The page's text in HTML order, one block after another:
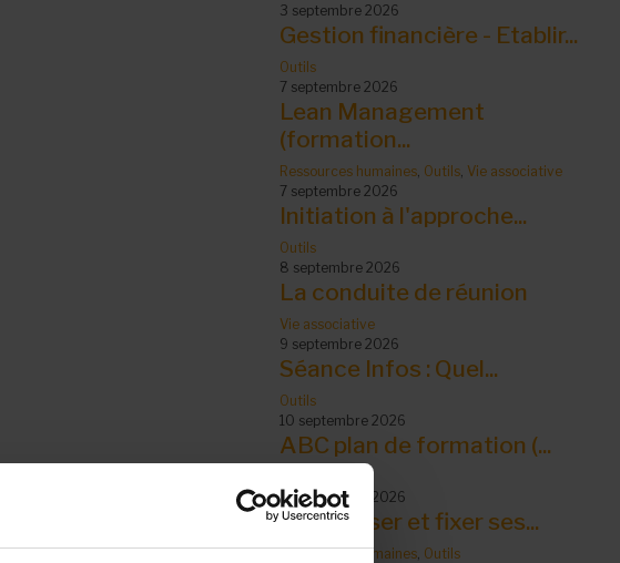
3 septembre 2026
Gestion financière - Etablir...
Outils
7 septembre 2026
Lean Management
(formation...
Ressources humaines Outils Vie associative
7 septembre 2026
Initiation à l'approche...
Outils
8 septembre 2026
La conduite de réunion
Vie associative
9 septembre 2026
Séance Infos : Quel...
Outils
10 septembre 2026
ABC plan de formation (...
10 septembre 2026
S’organiser et fixer ses...
Ressources humaines Outils